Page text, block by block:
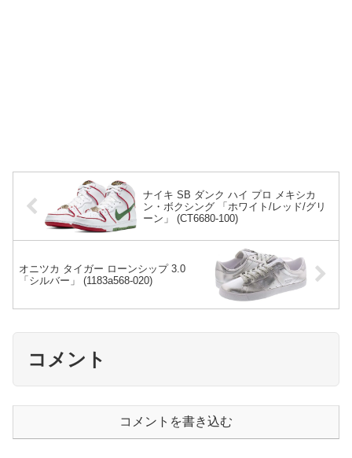
ナイキ SB ダンク ハイ プロ メキシカ
ン・ボクシング 「ホワイト/レッド/グリ
ーン」 (CT6680-100)
オニツカ タイガー ローンシップ 3.0
「シルバー」 (1183a568-020)
コメント
コメントを書き込む